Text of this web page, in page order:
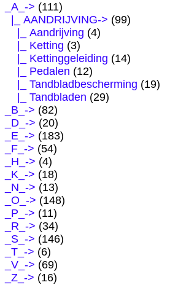
_A_-> (111)
|_ AANDRIJVING-> (99)
|_ Aandrijving (4)
|_ Ketting (3)
|_ Kettinggeleiding (14)
|_ Pedalen (12)
|_ Tandbladbescherming (19)
|_ Tandbladen (29)
_B_-> (82)
_D_-> (20)
_E_-> (183)
_F_-> (54)
_H_-> (4)
_K_-> (18)
_N_-> (13)
_O_-> (148)
_P_-> (11)
_R_-> (34)
_S_-> (146)
_T_-> (6)
_V_-> (69)
_Z_-> (16)